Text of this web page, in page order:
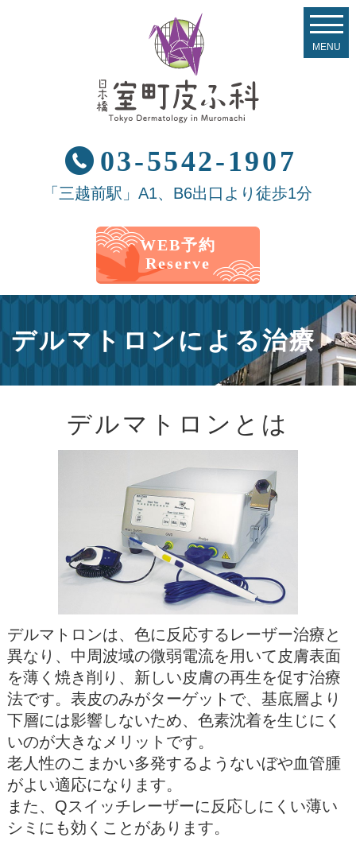
03-5542-1907
「三越前駅」A1、B6出口より徒歩1分
WEB予約
Reserve
デルマトロンによる治療
デルマトロンとは
デルマトロンは、色に反応するレーザー治療と
異なり、中周波域の微弱電流を用いて皮膚表面
を薄く焼き削り、新しい皮膚の再生を促す治療
法です。表皮のみがターゲットで、基底層より
下層には影響しないため、色素沈着を生じにく
いのが大きなメリットです。
老人性のこまかい多発するようないぼや血管腫
がよい適応になります。
また、Qスイッチレーザーに反応しにくい薄い
シミにも効くことがあります。